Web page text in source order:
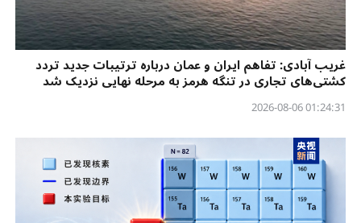
غریب آبادی: تفاهم ایران و عمان درباره ترتیبات جدید تردد
کشتی‌های تجاری در تنگه هرمز به مرحله نهایی نزدیک شد
01:24:31 2026-08-06